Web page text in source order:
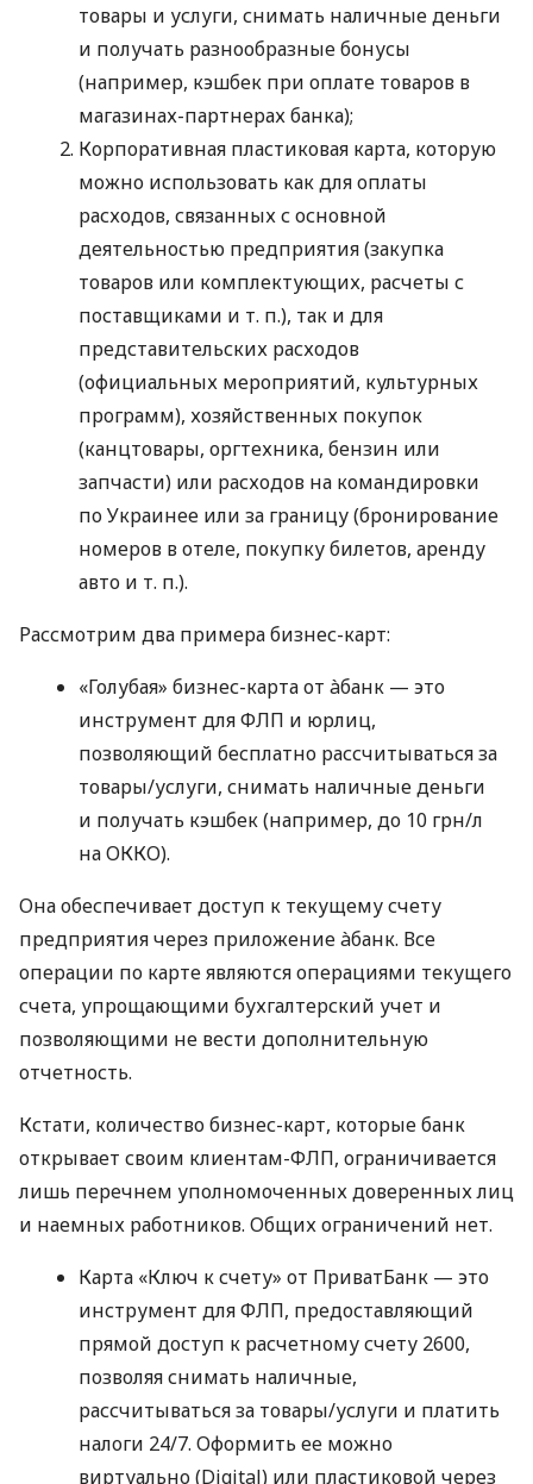
товары и услуги, снимать наличные деньги
и получать разнообразные бонусы
(например, кэшбек при оплате товаров в
магазинах-партнерах банка);
Корпоративная пластиковая карта, которую
можно использовать как для оплаты
расходов, связанных с основной
деятельностью предприятия (закупка
товаров или комплектующих, расчеты с
поставщиками и т. п.), так и для
представительских расходов
(официальных мероприятий, культурных
программ), хозяйственных покупок
(канцтовары, оргтехника, бензин или
запчасти) или расходов на командировки
по Украинее или за границу (бронирование
номеров в отеле, покупку билетов, аренду
авто и т. п.).
Рассмотрим два примера бизнес-карт:
«Голубая» бизнес-карта от àбанк — это
инструмент для ФЛП и юрлиц,
позволяющий бесплатно рассчитываться за
товары/услуги, снимать наличные деньги
и получать кэшбек (например, до 10 грн/л
на ОККО).
Она обеспечивает доступ к текущему счету
предприятия через приложение àбанк. Все
операции по карте являются операциями текущего
счета, упрощающими бухгалтерский учет и
позволяющими не вести дополнительную
отчетность.
Кстати, количество бизнес-карт, которые банк
открывает своим клиентам-ФЛП, ограничивается
лишь перечнем уполномоченных доверенных лиц
и наемных работников. Общих ограничений нет.
Карта «Ключ к счету» от ПриватБанк — это
инструмент для ФЛП, предоставляющий
прямой доступ к расчетному счету 2600,
позволяя снимать наличные,
рассчитываться за товары/услуги и платить
налоги 24/7. Оформить ее можно
виртуально (Digital) или пластиковой через